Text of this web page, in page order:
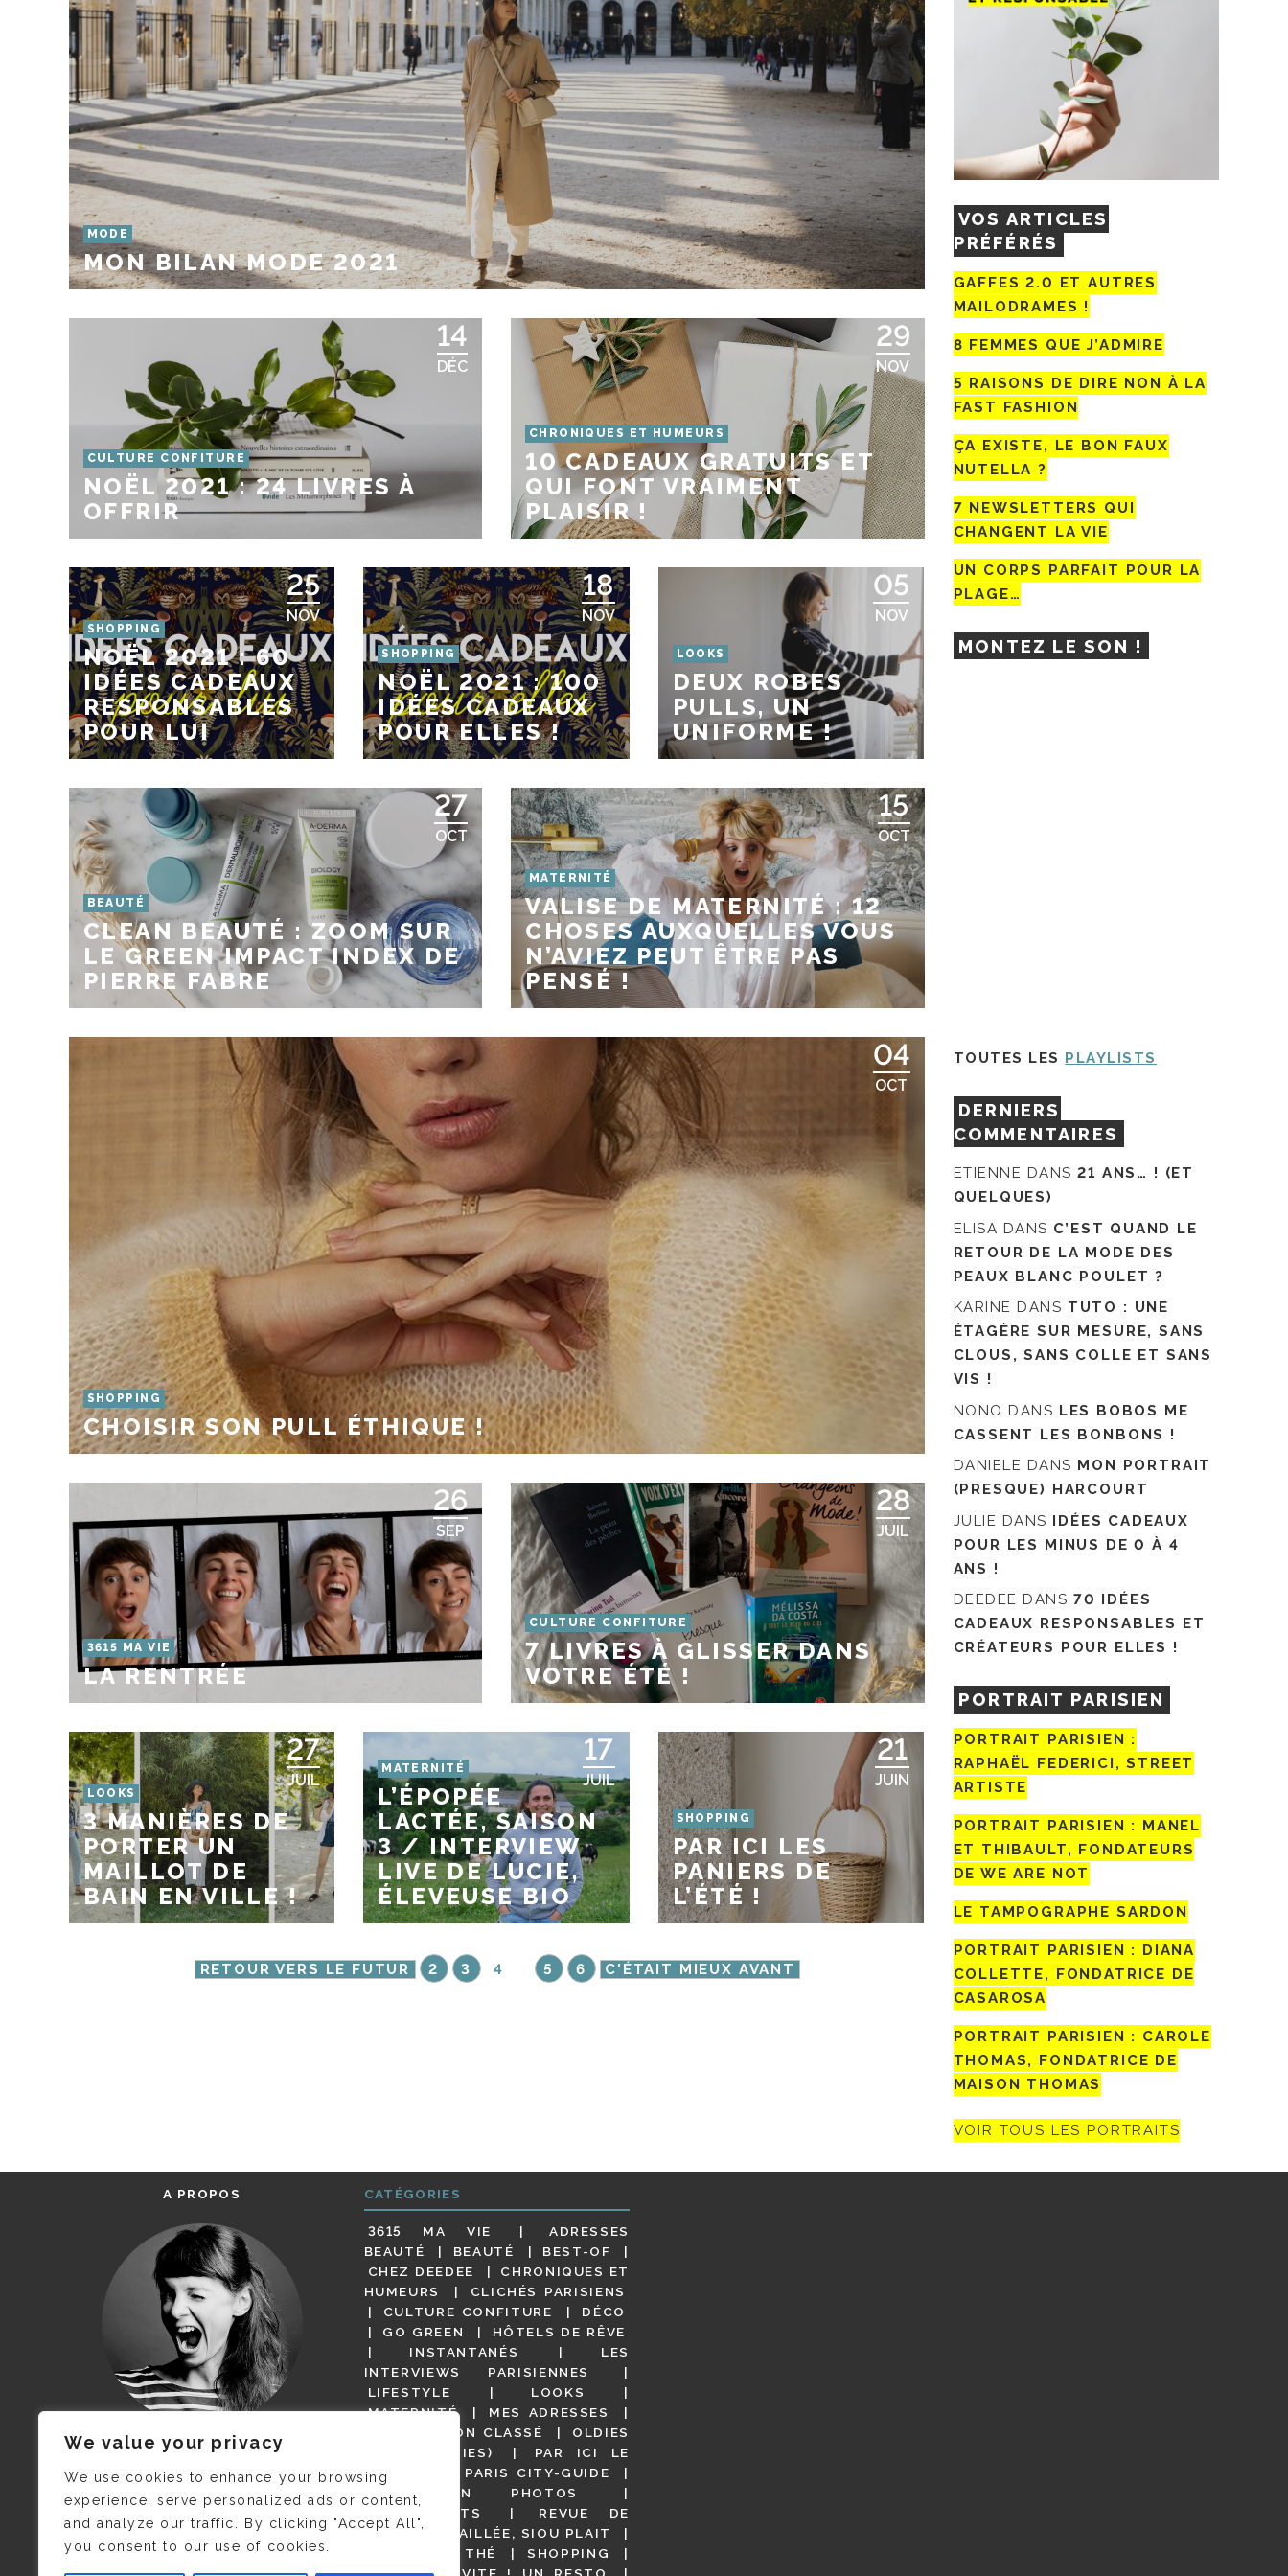
We value your privacy
We use cookies to enhance your browsing
experience, serve personalized ads or content,
and analyze our traffic. By clicking "Accept All",
you consent to our use of cookies.
MODE
MON BILAN MODE 2021
14
DÉC
CULTURE CONFITURE
NOËL 2021 : 24 LIVRES À
OFFRIR
29
NOV
CHRONIQUES ET HUMEURS
10 CADEAUX GRATUITS ET
QUI FONT VRAIMENT
PLAISIR !
25
NOV
SHOPPING
NOËL 2021 : 60
IDÉES CADEAUX
RESPONSABLES
POUR LUI
18
NOV
SHOPPING
NOËL 2021 : 100
IDÉES CADEAUX
POUR ELLES !
05
NOV
LOOKS
DEUX ROBES
PULLS, UN
UNIFORME !
27
OCT
BEAUTÉ
CLEAN BEAUTÉ : ZOOM SUR
LE GREEN IMPACT INDEX DE
PIERRE FABRE
15
OCT
MATERNITÉ
VALISE DE MATERNITÉ : 12
CHOSES AUXQUELLES VOUS
N’AVIEZ PEUT ÊTRE PAS
PENSÉ !
04
OCT
SHOPPING
CHOISIR SON PULL ÉTHIQUE !
26
SEP
3615 MA VIE
LA RENTRÉE
28
JUIL
CULTURE CONFITURE
7 LIVRES À GLISSER DANS
VOTRE ÉTÉ !
27
JUIL
LOOKS
3 MANIÈRES DE
PORTER UN
MAILLOT DE
BAIN EN VILLE !
17
JUIL
MATERNITÉ
L’ÉPOPÉE
LACTÉE, SAISON
3 / INTERVIEW
LIVE DE LUCIE,
ÉLEVEUSE BIO
21
JUIN
SHOPPING
PAR ICI LES
PANIERS DE
L’ÉTÉ !
RETOUR VERS LE FUTUR 2 3 4 5 6 C'ÉTAIT MIEUX AVANT
VOS ARTICLES
PRÉFÉRÉS
GAFFES 2.0 ET AUTRES
MAILODRAMES !
8 FEMMES QUE J’ADMIRE
5 RAISONS DE DIRE NON À LA
FAST FASHION
ÇA EXISTE, LE BON FAUX
NUTELLA ?
7 NEWSLETTERS QUI
CHANGENT LA VIE
UN CORPS PARFAIT POUR LA
PLAGE…
MONTEZ LE SON !
TOUTES LES PLAYLISTS
DERNIERS
COMMENTAIRES
ETIENNE DANS21 ANS… ! (ET
QUELQUES)
ELISA DANS C’EST QUAND LE
RETOUR DE LA MODE DES
PEAUX BLANC POULET ?
KARINE DANS TUTO : UNE
ÉTAGÈRE SUR MESURE, SANS
CLOUS, SANS COLLE ET SANS
VIS !
NONO DANS LES BOBOS ME
CASSENT LES BONBONS !
DANIELE DANS MON PORTRAIT
(PRESQUE) HARCOURT
JULIE DANS IDÉES CADEAUX
POUR LES MINUS DE 0 À 4
ANS !
DEEDEE DANS 70 IDÉES
CADEAUX RESPONSABLES ET
CRÉATEURS POUR ELLES !
PORTRAIT PARISIEN
PORTRAIT PARISIEN :
RAPHAËL FEDERICI, STREET
ARTISTE
PORTRAIT PARISIEN : MANEL
ET THIBAULT, FONDATEURS
DE WE ARE NOT
LE TAMPOGRAPHE SARDON
PORTRAIT PARISIEN : DIANA
COLLETTE, FONDATRICE DE
CASAROSA
PORTRAIT PARISIEN : CAROLE
THOMAS, FONDATRICE DE
MAISON THOMAS
VOIR TOUS LES PORTRAITS
A PROPOS
JE M’APPELLE DELPHINE MAIS
C’EST ©CAMILLE COLLIN QUI A
PRIS CETTE PHOTO !
CATÉGORIES
3615 MA VIE
ADRESSES
BEAUTÉ
BEAUTÉ
BEST-OF
CHEZ DEEDEE
CHRONIQUES ET
HUMEURS
CLICHÉS PARISIENS
CULTURE CONFITURE
DÉCO
GO GREEN
HÔTELS DE RÊVE
INSTANTANÉS
LES
INTERVIEWS PARISIENNES
LIFESTYLE
LOOKS
MATERNITÉ
MES ADRESSES
NON CLASSÉ
OLDIES
(BUT GOODIES)
PAR ICI LE
MAGOT !
PARIS CITY-GUIDE
PARIS EN PHOTOS
RESTAURANTS
REVUE DE
PRESSE DÉTAILLÉE, SIOU PLAIT
SALONS DE THÉ
SHOPPING
VIDÉOS
VITE ! UN RESTO